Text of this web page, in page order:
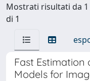
Mostrati risultati da 1
di 1
Fast Estimation
Models for